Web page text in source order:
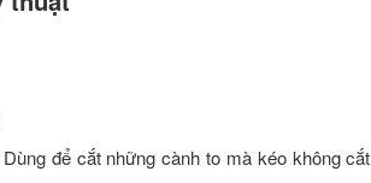
để cắt những cành to mà kéo không cắt